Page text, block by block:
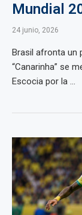
Mundial
24 junio, 2026
Brasil afronta un
“Canarinha” se
Escocia por la ...